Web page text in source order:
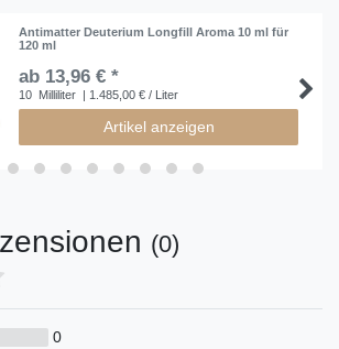
Antimatter Deuterium Longfill Aroma 10 ml für
120 ml
ab 13,96 € *
10 Milliliter | 1.485,00 € / Liter
Artikel anzeigen
(0)
0